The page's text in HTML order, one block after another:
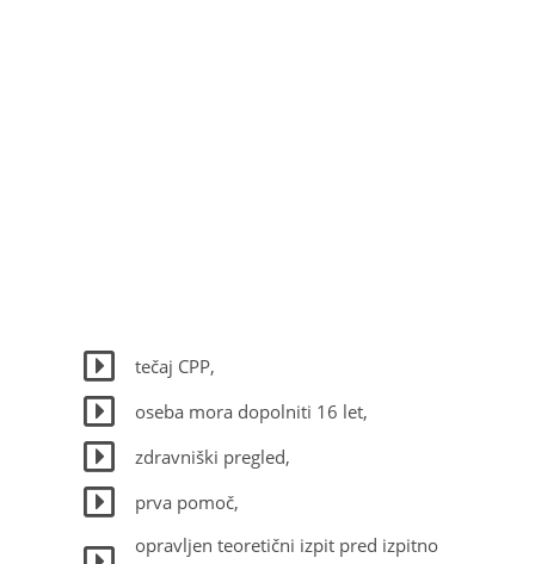
tečaj CPP,
oseba mora dopolniti 16 let,
zdravniški pregled,
prva pomoč,
opravljen teoretični izpit pred izpitno